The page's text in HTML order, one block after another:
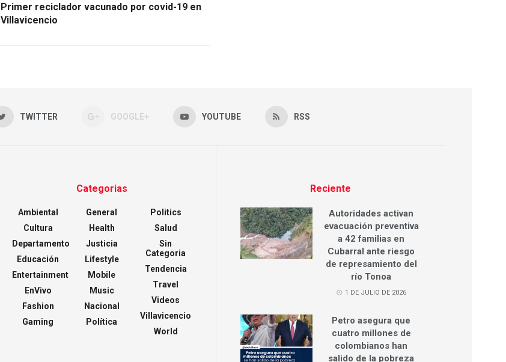
Primer reciclador vacunado por covid-19 en
Villavicencio
TWITTER GOOGLE+ YOUTUBE RSS
Categorias
Ambiental
Cultura
Departamento
Educación
Entertainment
EnVivo
Fashion
Gaming
General
Health
Justicia
Lifestyle
Mobile
Music
Nacional
Política
Politics
Salud
Sin
Categoria
Tendencia
Travel
Videos
Villavicencio
World
Reciente
Autoridades activan
evacuación preventiva
a 42 familias en
Cubarral ante riesgo
de represamiento del
río Tonoa
1 DE JULIO DE 2026
Petro asegura que
cuatro millones de
colombianos han
salido de la pobreza